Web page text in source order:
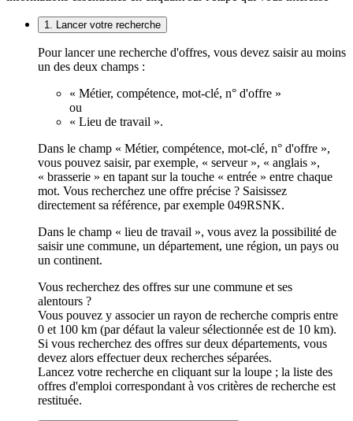
1. Lancer votre recherche
Pour lancer une recherche d'offres, vous devez saisir au moins
un des deux champs :
« Métier, compétence, mot-clé, n° d'offre »
ou
« Lieu de travail ».
Dans le champ « Métier, compétence, mot-clé, n° d'offre »,
vous pouvez saisir, par exemple, « serveur », « anglais »,
« brasserie » en tapant sur la touche « entrée » entre chaque
mot. Vous recherchez une offre précise ? Saisissez
directement sa référence, par exemple 049RSNK.
Dans le champ « lieu de travail », vous avez la possibilité de
saisir une commune, un département, une région, un pays ou
un continent.
Vous recherchez des offres sur une commune et ses
alentours ?
Vous pouvez y associer un rayon de recherche compris entre
0 et 100 km (par défaut la valeur sélectionnée est de 10 km).
Si vous recherchez des offres sur deux départements, vous
devez alors effectuer deux recherches séparées.
Lancez votre recherche en cliquant sur la loupe ; la liste des
offres d'emploi correspondant à vos critères de recherche est
restituée.